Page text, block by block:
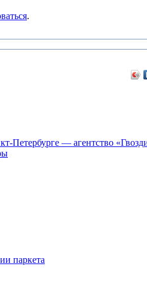
.
Петербурге — агентство
паркета